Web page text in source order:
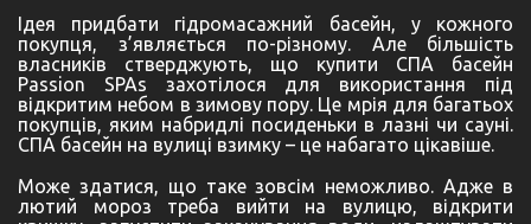
Ідея придбати гідромасажний басейн, у кожного
покупця, з’являється по-різному. Але більшість
власників стверджують, що купити СПА басейн
Passion SPAs захотілося для використання під
відкритим небом в зимову пору. Це мрія для багатьох
покупців, яким набридлі посиденьки в лазні чи сауні.
СПА басейн на вулиці взимку – це набагато цікавіше.
Може здатися, що таке зовсім неможливо. Адже в
лютий мороз треба вийти на вулицю, відкрити